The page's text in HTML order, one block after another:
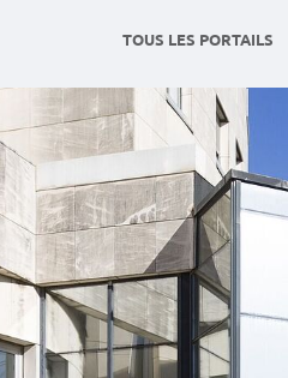
TOUS LES PORTAILS